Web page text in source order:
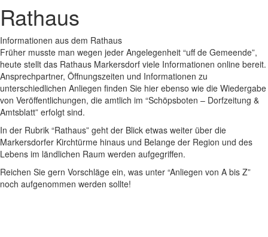
Rathaus
Informationen aus dem Rathaus
Früher musste man wegen jeder Angelegenheit “uff de Gemeende”,
heute stellt das Rathaus Markersdorf viele Informationen online bereit.
Ansprechpartner, Öffnungszeiten und Informationen zu
unterschiedlichen Anliegen finden Sie hier ebenso wie die Wiedergabe
von Veröffentlichungen, die amtlich im “Schöpsboten – Dorfzeitung &
Amtsblatt” erfolgt sind.
In der Rubrik “Rathaus” geht der Blick etwas weiter über die
Markersdorfer Kirchtürme hinaus und Belange der Region und des
Lebens im ländlichen Raum werden aufgegriffen.
Reichen Sie gern Vorschläge ein, was unter “Anliegen von A bis Z”
noch aufgenommen werden sollte!